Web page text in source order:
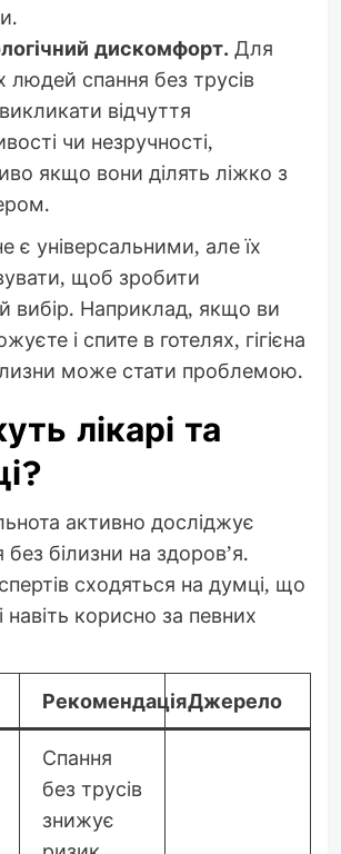
дискомфорт. Для
людей спання без трусів
відчуття
чи незручності,
якщо вони ділять ліжко з
є універсальними, але їх
щоб зробити
вибір. Наприклад, якщо ви
і спите в готелях, гігієна
може стати проблемою.
лікарі та
активно досліджує
білизни на здоров’я.
сходяться на думці, що
навіть корисно за певних
РекомендаціяДжерело
Спання
без трусів
знижує